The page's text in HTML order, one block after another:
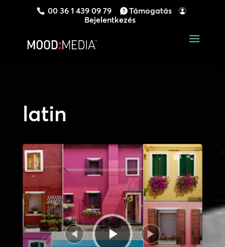
00 36 1 439 09 79
Támogatás
Bejelentkezés
latin
Audió
lejátszó